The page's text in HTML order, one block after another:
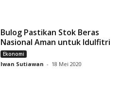
Bulog Pastikan Stok Beras
Nasional Aman untuk Idulfitri
Ekonomi
Iwan Sutiawan - 18 Mei 2020